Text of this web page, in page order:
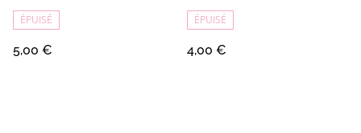
ÉPUISÉ
5,00 €
ÉPUISÉ
4,00 €